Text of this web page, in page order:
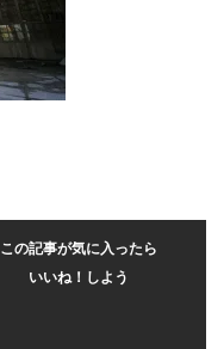
この記事が気に入ったら
いいね！しよう